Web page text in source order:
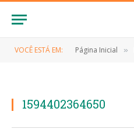
VOCÊ ESTÁ EM: Página Inicial »
1594402364650